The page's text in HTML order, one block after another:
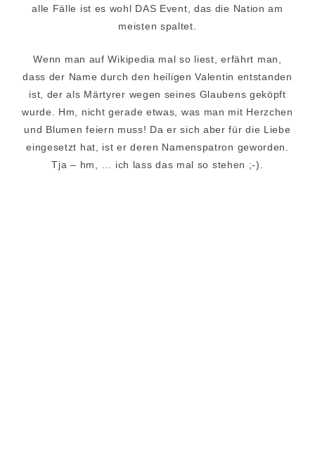
alle Fälle ist es wohl DAS Event, das die Nation am
meisten spaltet.
Wenn man auf Wikipedia mal so liest, erfährt man,
dass der Name durch den heiligen Valentin entstanden
ist, der als Märtyrer wegen seines Glaubens geköpft
wurde. Hm, nicht gerade etwas, was man mit Herzchen
und Blumen feiern muss! Da er sich aber für die Liebe
eingesetzt hat, ist er deren Namenspatron geworden.
Tja – hm, … ich lass das mal so stehen ;-).